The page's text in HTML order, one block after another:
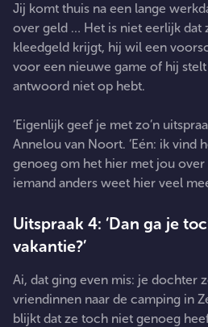
Jij komt thuis na een lange
over geld … Het is niet eerlijk dat
kleedgeld krijgt, hij wil een
voor een nieuwe game of hij
antwoord niet op hebt.
‘Eigenlijk geef je met zo’n
Annelou van Noort. ‘Eén: ik vind
genoeg om het hier met jou over
iemand anders weet hier veel
Uitspraak 4: ‘Dan ga je
vakantie?’
Ai, dat ging even mis: je dochter
vriendinnen naar de camping in
blijkt dat ze toch niet genoeg